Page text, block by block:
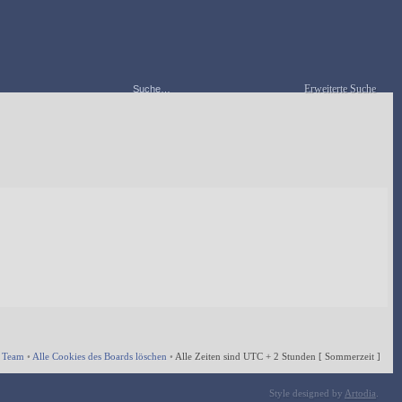
Erweiterte Suche
• Alle Cookies des Boards löschen • Alle Zeiten sind UTC + 2 Stunden [ Sommerzeit ]
Style designed by Artodia